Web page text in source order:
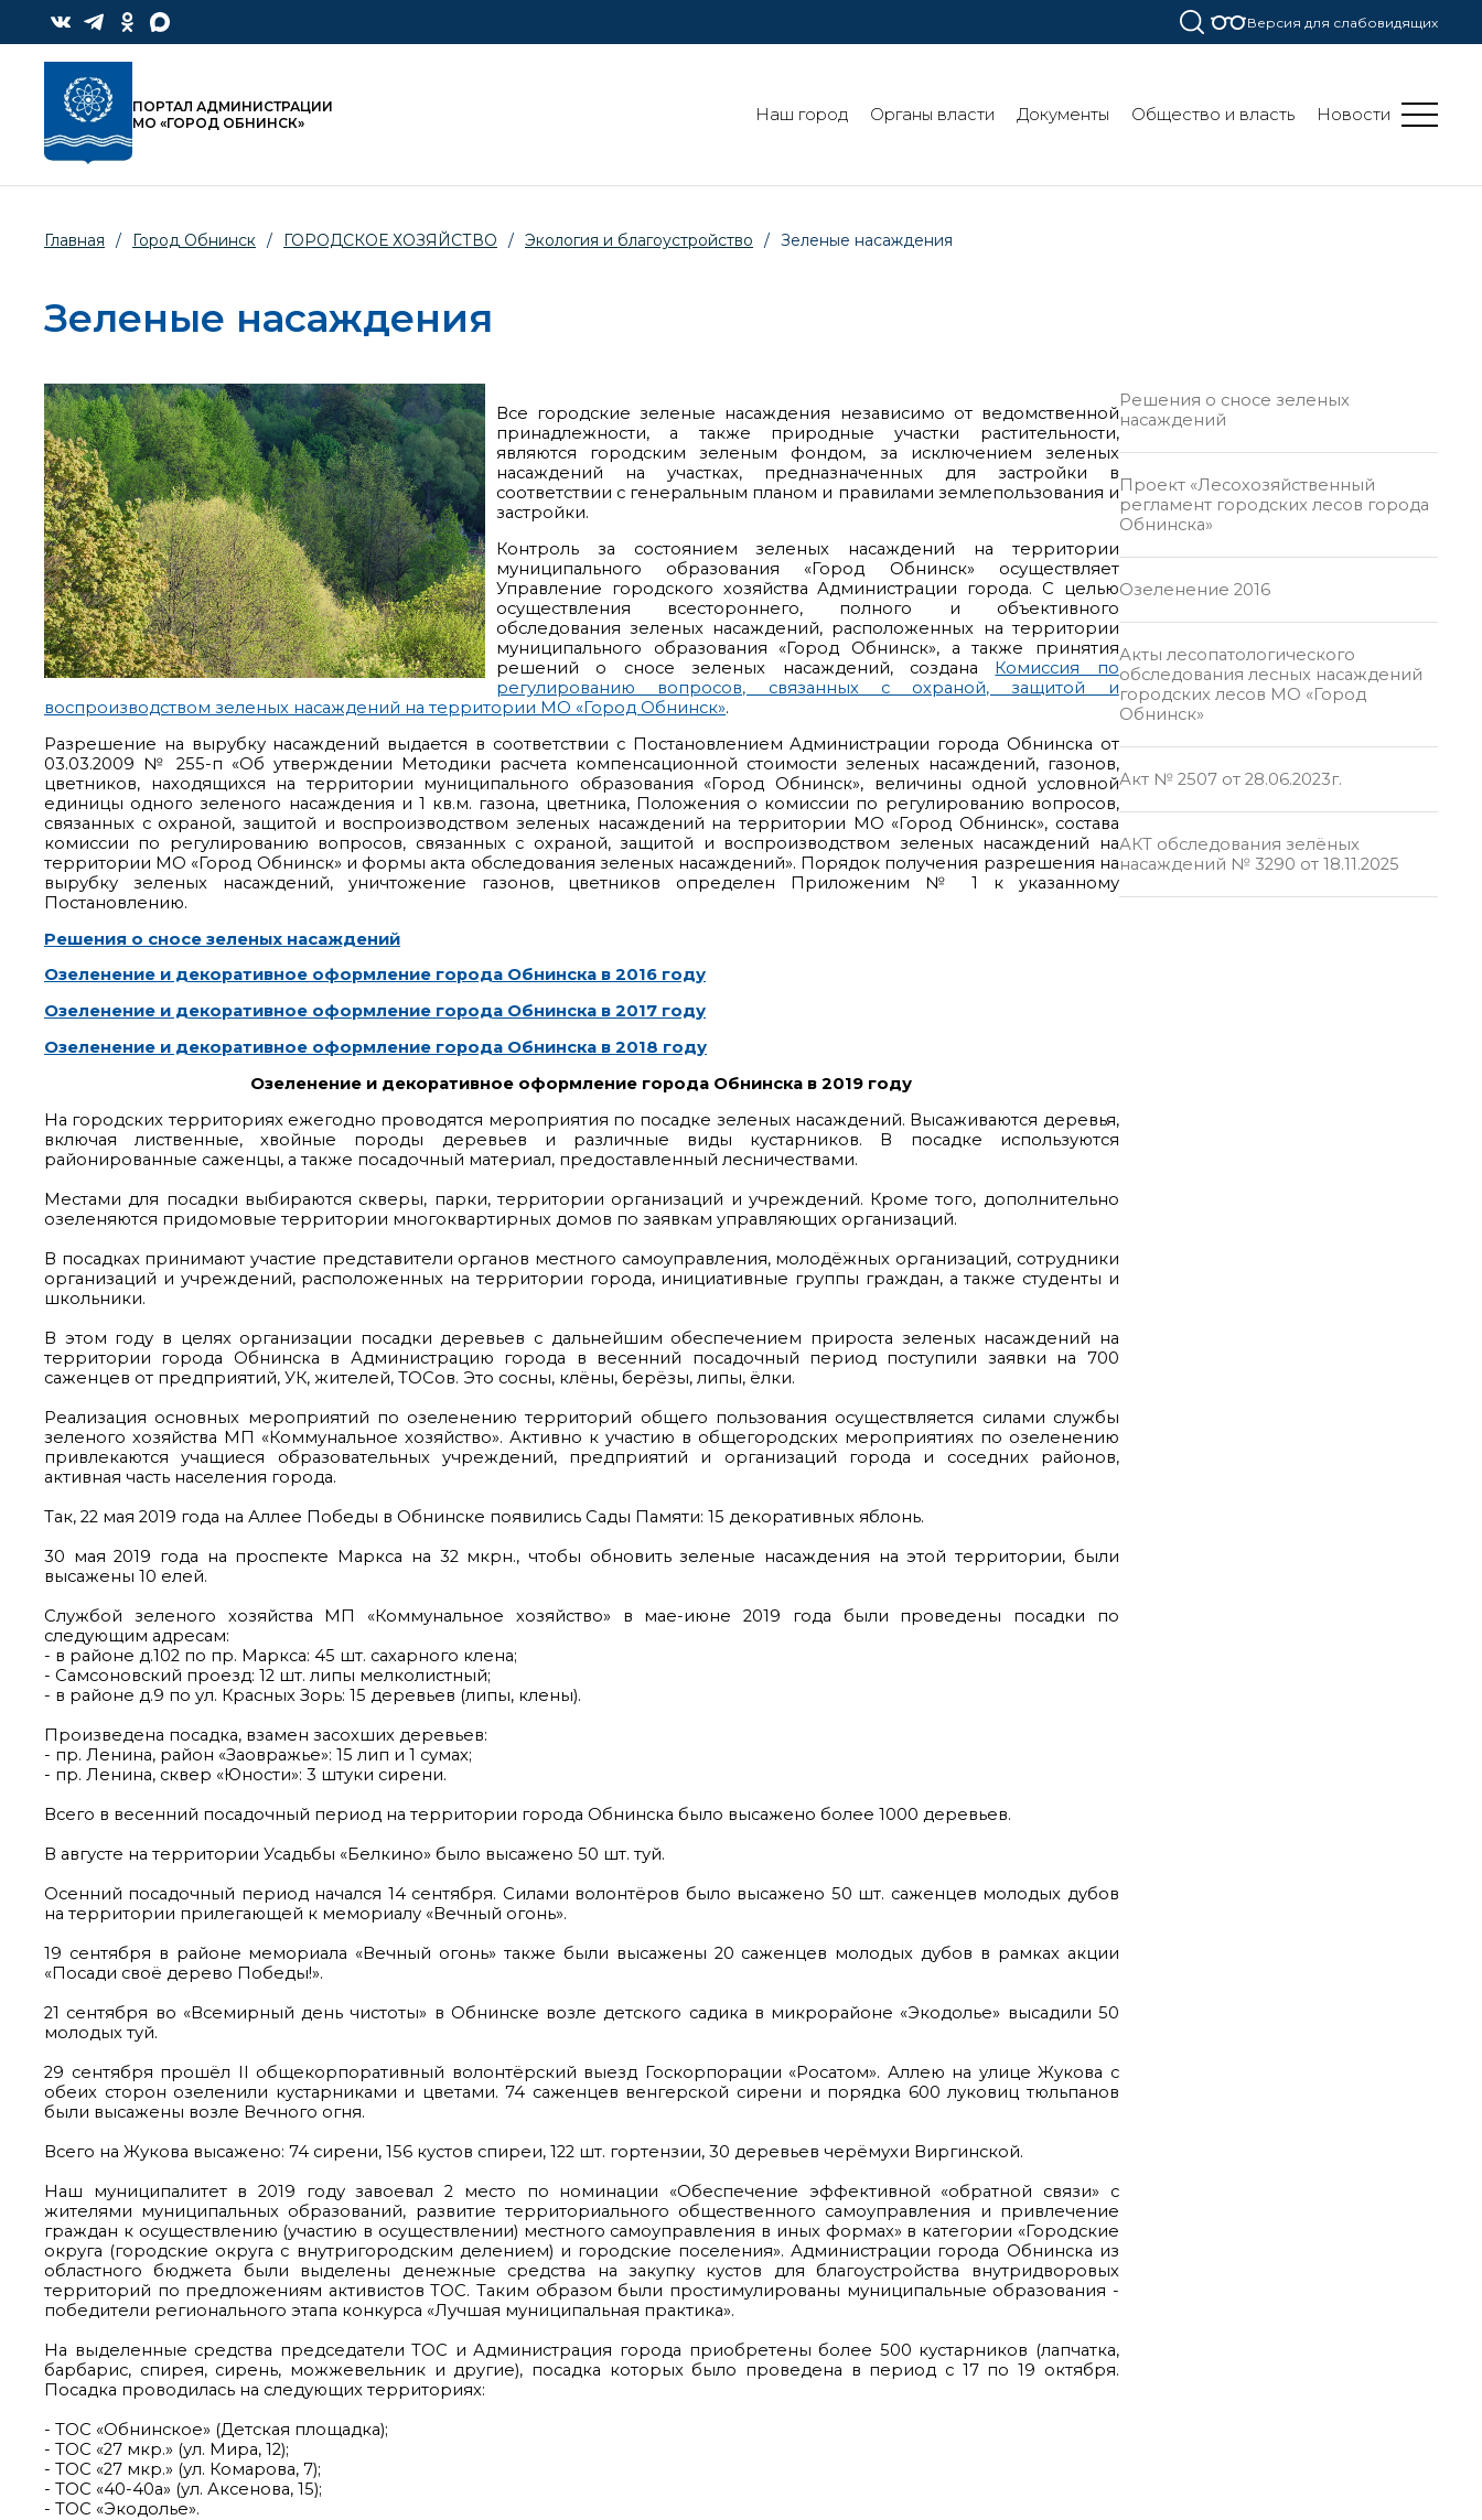
Версия для слабовидящих
ПОРТАЛ АДМИНИСТРАЦИИ
МО «ГОРОД ОБНИНСК»
Наш город Органы власти Документы Общество и власть Новости
Главная / Город Обнинск / ГОРОДСКОЕ ХОЗЯЙСТВО / Экология и благоустройство / Зеленые насаждения
Зеленые насаждения
Все городские зеленые насаждения независимо от ведомственной
принадлежности, а также природные участки растительности,
являются городским зеленым фондом, за исключением зеленых
насаждений на участках, предназначенных для застройки в
соответствии с генеральным планом и правилами землепользования и
застройки.
Контроль за состоянием зеленых насаждений на территории
муниципального образования «Город Обнинск» осуществляет
Управление городского хозяйства Администрации города. С целью
осуществления всестороннего, полного и объективного
обследования зеленых насаждений, расположенных на территории
муниципального образования «Город Обнинск», а также принятия
решений о сносе зеленых насаждений, создана Комиссия по
регулированию вопросов, связанных с охраной, защитой и
воспроизводством зеленых насаждений на территории МО «Город Обнинск».
Разрешение на вырубку насаждений выдается в соответствии с Постановлением Администрации города Обнинска от
03.03.2009 № 255-п «Об утверждении Методики расчета компенсационной стоимости зеленых насаждений, газонов,
цветников, находящихся на территории муниципального образования «Город Обнинск», величины одной условной
единицы одного зеленого насаждения и 1 кв.м. газона, цветника, Положения о комиссии по регулированию вопросов,
связанных с охраной, защитой и воспроизводством зеленых насаждений на территории МО «Город Обнинск», состава
комиссии по регулированию вопросов, связанных с охраной, защитой и воспроизводством зеленых насаждений на
территории МО «Город Обнинск» и формы акта обследования зеленых насаждений». Порядок получения разрешения на
вырубку зеленых насаждений, уничтожение газонов, цветников определен Приложеним № 1 к указанному
Постановлению.
Решения о сносе зеленых насаждений
Озеленение и декоративное оформление города Обнинска в 2016 году
Озеленение и декоративное оформление города Обнинска в 2017 году
Озеленение и декоративное оформление города Обнинска в 2018 году
Озеленение и декоративное оформление города Обнинска в 2019 году
На городских территориях ежегодно проводятся мероприятия по посадке зеленых насаждений. Высаживаются деревья,
включая лиственные, хвойные породы деревьев и различные виды кустарников. В посадке используются
районированные саженцы, а также посадочный материал, предоставленный лесничествами.
Местами для посадки выбираются скверы, парки, территории организаций и учреждений. Кроме того, дополнительно
озеленяются придомовые территории многоквартирных домов по заявкам управляющих организаций.
В посадках принимают участие представители органов местного самоуправления, молодёжных организаций, сотрудники
организаций и учреждений, расположенных на территории города, инициативные группы граждан, а также студенты и
школьники.
В этом году в целях организации посадки деревьев с дальнейшим обеспечением прироста зеленых насаждений на
территории города Обнинска в Администрацию города в весенний посадочный период поступили заявки на 700
саженцев от предприятий, УК, жителей, ТОСов. Это сосны, клёны, берёзы, липы, ёлки.
Реализация основных мероприятий по озеленению территорий общего пользования осуществляется силами службы
зеленого хозяйства МП «Коммунальное хозяйство». Активно к участию в общегородских мероприятиях по озеленению
привлекаются учащиеся образовательных учреждений, предприятий и организаций города и соседних районов,
активная часть населения города.
Так, 22 мая 2019 года на Аллее Победы в Обнинске появились Сады Памяти: 15 декоративных яблонь.
30 мая 2019 года на проспекте Маркса на 32 мкрн., чтобы обновить зеленые насаждения на этой территории, были
высажены 10 елей.
Службой зеленого хозяйства МП «Коммунальное хозяйство» в мае-июне 2019 года были проведены посадки по
следующим адресам:
- в районе д.102 по пр. Маркса: 45 шт. сахарного клена;
- Самсоновский проезд: 12 шт. липы мелколистный;
- в районе д.9 по ул. Красных Зорь: 15 деревьев (липы, клены).
Произведена посадка, взамен засохших деревьев:
- пр. Ленина, район «Заовражье»: 15 лип и 1 сумах;
- пр. Ленина, сквер «Юности»: 3 штуки сирени.
Всего в весенний посадочный период на территории города Обнинска было высажено более 1000 деревьев.
В августе на территории Усадьбы «Белкино» было высажено 50 шт. туй.
Осенний посадочный период начался 14 сентября. Силами волонтёров было высажено 50 шт. саженцев молодых дубов
на территории прилегающей к мемориалу «Вечный огонь».
19 сентября в районе мемориала «Вечный огонь» также были высажены 20 саженцев молодых дубов в рамках акции
«Посади своё дерево Победы!».
21 сентября во «Всемирный день чистоты» в Обнинске возле детского садика в микрорайоне «Экодолье» высадили 50
молодых туй.
29 сентября прошёл II общекорпоративный волонтёрский выезд Госкорпорации «Росатом». Аллею на улице Жукова с
обеих сторон озеленили кустарниками и цветами. 74 саженцев венгерской сирени и порядка 600 луковиц тюльпанов
были высажены возле Вечного огня.
Всего на Жукова высажено: 74 сирени, 156 кустов спиреи, 122 шт. гортензии, 30 деревьев черёмухи Виргинской.
Наш муниципалитет в 2019 году завоевал 2 место по номинации «Обеспечение эффективной «обратной связи» с
жителями муниципальных образований, развитие территориального общественного самоуправления и привлечение
граждан к осуществлению (участию в осуществлении) местного самоуправления в иных формах» в категории «Городские
округа (городские округа с внутригородским делением) и городские поселения». Администрации города Обнинска из
областного бюджета были выделены денежные средства на закупку кустов для благоустройства внутридворовых
территорий по предложениям активистов ТОС. Таким образом были простимулированы муниципальные образования -
победители регионального этапа конкурса «Лучшая муниципальная практика».
На выделенные средства председатели ТОС и Администрация города приобретены более 500 кустарников (лапчатка,
барбарис, спирея, сирень, можжевельник и другие), посадка которых было проведена в период с 17 по 19 октября.
Посадка проводилась на следующих территориях:
- ТОС «Обнинское» (Детская площадка);
- ТОС «27 мкр.» (ул. Мира, 12);
- ТОС «27 мкр.» (ул. Комарова, 7);
- ТОС «40-40а» (ул. Аксенова, 15);
- ТОС «Экодолье».
Решения о сносе зеленых
насаждений
Проект «Лесохозяйственный
регламент городских лесов города
Обнинска»
Озеленение 2016
Акты лесопатологического
обследования лесных насаждений
городских лесов МО «Город
Обнинск»
Акт № 2507 от 28.06.2023г.
АКТ обследования зелёных
насаждений № 3290 от 18.11.2025